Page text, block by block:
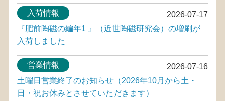
2026-07-17
入荷情報
『肥前陶磁の編年1 』（近世陶磁研究会）の増刷が
入荷しました
2026-07-16
営業情報
土曜日営業終了のお知らせ（2026年10月から土・
日・祝お休みとさせていただきます）